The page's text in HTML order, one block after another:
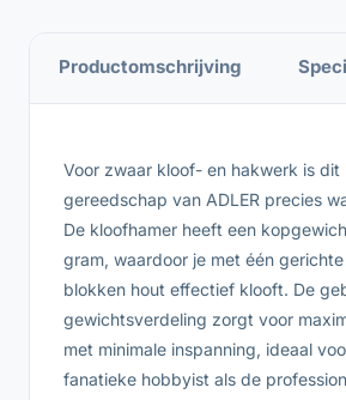
Productomschrijving
Voor zwaar kloof- en hakwerk is dit
gereedschap van ADLER precies
De kloofhamer heeft een
gram, waardoor je met één
blokken hout effectief klooft. De
gewichtsverdeling zorgt voor
met minimale inspanning, ideaal
fanatieke hobbyist als de